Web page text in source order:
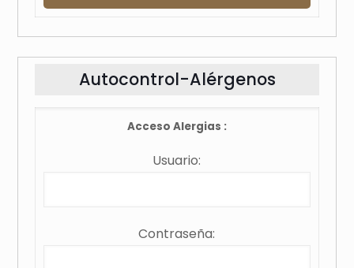
Autocontrol-Alérgenos
Acceso Alergias :
Usuario:
Contraseña: